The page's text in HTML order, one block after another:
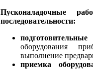
Пусконаладочные
последовательности:
оборудования
выполнение
приемка